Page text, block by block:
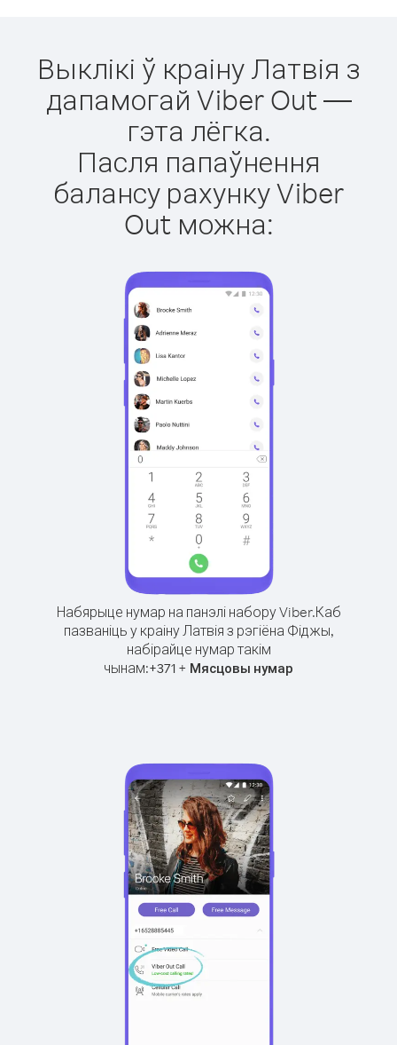
Выклікі ў краіну Латвія з
дапамогай Viber Out —
гэта лёгка.
Пасля папаўнення
балансу рахунку Viber
Out можна:
Набярыце нумар на панэлі набору Viber.Каб
пазваніць у краіну Латвія з рэгіёна Фіджы,
набірайце нумар такім
чынам:+371 + Мясцовы нумар